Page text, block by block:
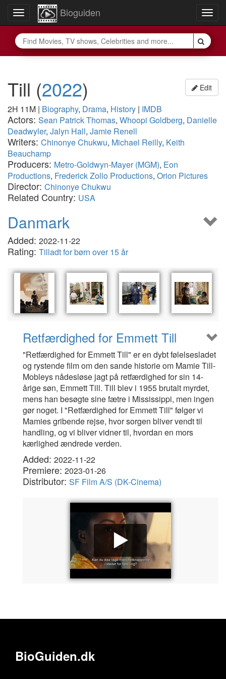
Toggle
navigation
Bioguiden
Edit
Till (2022)
2H 11M | Biography, Drama, History | IMDB
Actors: Sean Patrick Thomas, Whoopi Goldberg, Danielle
Deadwyler, Jalyn Hall, Jamie Renell
Writers: Chinonye Chukwu, Michael Reilly, Keith
Beauchamp
Producers: Metro-Goldwyn-Mayer (MGM), Eon
Productions, Frederick Zollo Productions, Orion Pictures
Director: Chinonye Chukwu
Related Country: USA
Danmark
Added: 2022-11-22
Rating: Tilladt for børn over 15 år
Retfærdighed for Emmett Till
"Retfærdighed for Emmett Till" er en dybt følelsesladet
og rystende film om den sande historie om Mamie Till-
Mobleys nådesløse jagt på retfærdighed for sin 14-
årige søn, Emmett Till. Till blev i 1955 brutalt myrdet,
mens han besøgte sine fætre i Mississippi, men ingen
gør noget. I "Retfærdighed for Emmett Till" følger vi
Mamies gribende rejse, hvor sorgen bliver vendt til
handling, og vi bliver vidner til, hvordan en mors
kærlighed ændrede verden.
Added: 2022-11-22
Premiere: 2023-01-26
Distributor: SF Film A/S (DK-Cinema)
BioGuiden.dk